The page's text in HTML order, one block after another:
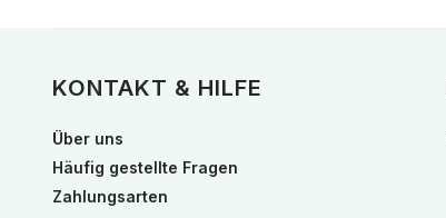
KONTAKT & HILFE
Über uns
Häufig gestellte Fragen
Zahlungsarten